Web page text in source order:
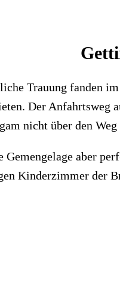
Trauung fanden
Der Anfahrtsweg
nicht über den
aber
Kinderzimmer der